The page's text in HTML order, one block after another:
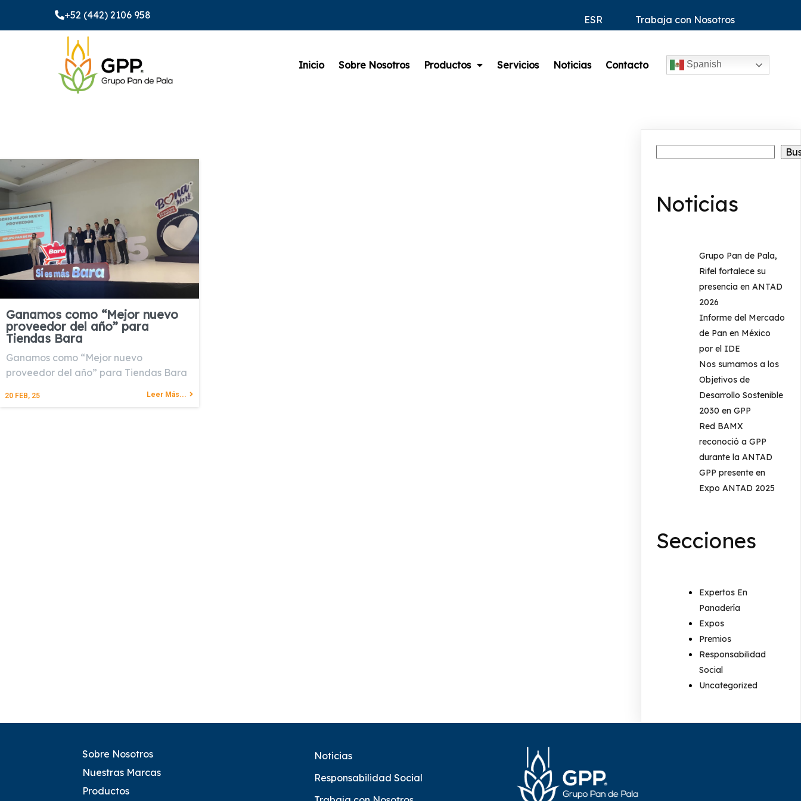
+52 (442) 2106 958 ESR Trabaja con Nosotros
+52 (442) 2106 958 ESR Trabaja con Nosotros
Inicio Sobre Nosotros Productos Servicios Noticias Contacto Spanish
Ganamos como “Mejor nuevo
proveedor del año” para
Tiendas Bara
20 FEB, 25
Ganamos como “Mejor nuevo
proveedor del año” para Tiendas Bara
Leer Más...
Noticias
Grupo Pan de Pala,
Rifel fortalece su
presencia en ANTAD
2026
Informe del Mercado
de Pan en México
por el IDE
Nos sumamos a los
Objetivos de
Desarrollo Sostenible
2030 en GPP
Red BAMX
reconoció a GPP
durante la ANTAD
GPP presente en
Expo ANTAD 2025
Secciones
Expertos En
Panadería
Expos
Premios
Responsabilidad
Social
Uncategorized
Sobre Nosotros
Nuestras Marcas
Productos
Noticias
Responsabilidad Social